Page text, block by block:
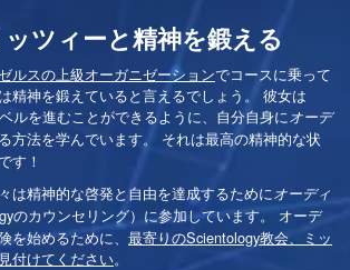
ツィーと精神を鍛える
ルスの上級オーガニゼーションでコースに乗って
精神を鍛えていると言えるでしょう。 彼女は
ルを進むことができるように、自分自身にオーデ
方法を学んでいます。 それは最高の精神的な状
す！
は精神的な啓発と自由を達成するためにオーディ
のカウンセリング）に参加しています。 オーデ
を始めるために、 最寄りのScientology教会、ミッ
付けてください。